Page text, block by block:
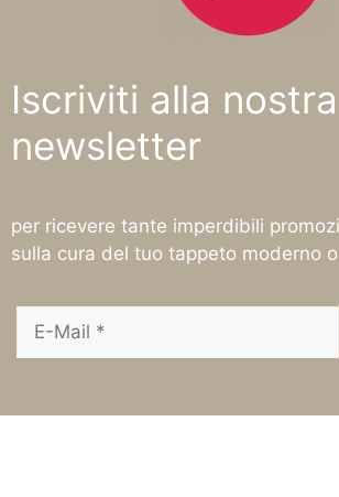
Iscriviti alla nostra
newsletter
per ricevere tante imperdibili
sulla cura del tuo tappeto moderno